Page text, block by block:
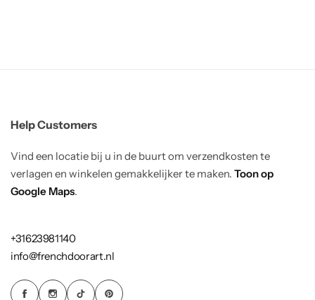
Help Customers
Vind een locatie bij u in de buurt om verzendkosten te
verlagen en winkelen gemakkelijker te maken. Toon op
Google Maps.
+31623981140
info@frenchdoorart.nl